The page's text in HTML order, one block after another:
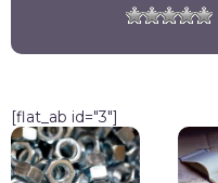
[flat_ab id="3"]